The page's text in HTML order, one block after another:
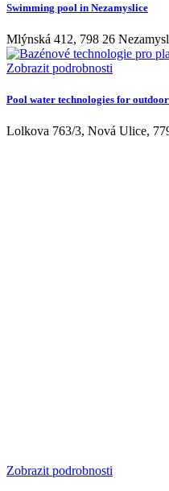
Swimming pool in Nezamyslice
Mlýnská 412, 798 26
Zobrazit podrobnosti
Pool water technologies for
Lolkova 763/3, Nová Ulice,
Zobrazit podrobnosti